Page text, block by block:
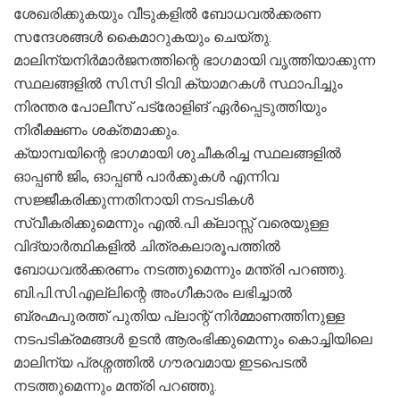
ശേഖരിക്കുകയും വീടുകളിൽ ബോധവൽക്കരണ
സന്ദേശങ്ങൾ കൈമാറുകയും ചെയ്തു.
മാലിന്യനിർമാർജനത്തിന്റെ ഭാഗമായി വൃത്തിയാക്കുന്ന
സ്ഥലങ്ങളിൽ സി.സി ടിവി ക്യാമറകൾ സ്ഥാപിച്ചും
നിരന്തര പോലീസ് പട്രോളിങ് ഏർപ്പെടുത്തിയും
നിരീക്ഷണം ശക്തമാക്കും.
ക്യാമ്പയിന്റെ ഭാഗമായി ശുചീകരിച്ച സ്ഥലങ്ങളിൽ
ഓപ്പൺ ജിം, ഓപ്പൺ പാർക്കുകൾ എന്നിവ
സജ്ജീകരിക്കുന്നതിനായി നടപടികൾ
സ്വീകരിക്കുമെന്നും എൽ.പി ക്ലാസ്സ് വരെയുള്ള
വിദ്യാർത്ഥികളിൽ ചിത്രകലാരൂപത്തിൽ
ബോധവൽക്കരണം നടത്തുമെന്നും മന്ത്രി പറഞ്ഞു.
ബി.പി.സി.എല്ലിന്റെ അംഗീകാരം ലഭിച്ചാൽ
ബ്രഹ്മപുരത്ത് പുതിയ പ്ലാന്റ് നിർമ്മാണത്തിനുള്ള
നടപടിക്രമങ്ങൾ ഉടൻ ആരംഭിക്കുമെന്നും കൊച്ചിയിലെ
മാലിന്യ പ്രശ്നത്തിൽ ഗൗരവമായ ഇടപെടൽ
നടത്തുമെന്നും മന്ത്രി പറഞ്ഞു.